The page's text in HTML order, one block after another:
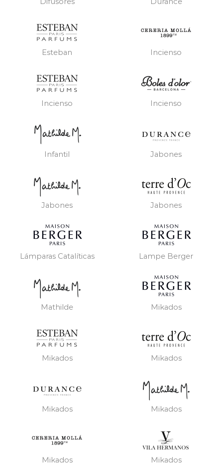
Esteban Incienso
Incienso Incienso
Infantil Jabones
Jabones Jabones
Lámparas Catalíticas Lampe Berger
Mathilde Mikados
Mikados Mikados
Mikados Mikados
Mikados Mikados